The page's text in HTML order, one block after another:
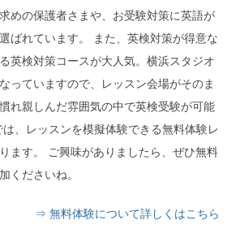
めの保護者さまや、お受験対策に英語が
ばれています。 また、英検対策が得意な
英検対策コースが大人気。横浜スタジオ
っていますので、レッスン会場がそのま
れ親しんだ雰囲気の中で英検受験が可能
、レッスンを模擬体験できる無料体験レ
ます。 ご興味がありましたら、ぜひ無料
くださいね。
⇒ 無料体験について詳しくはこちら